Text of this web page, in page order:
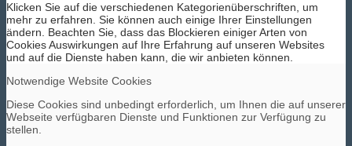
Klicken Sie auf die verschiedenen Kategorienüberschriften, um
mehr zu erfahren. Sie können auch einige Ihrer Einstellungen
ändern. Beachten Sie, dass das Blockieren einiger Arten von
Cookies Auswirkungen auf Ihre Erfahrung auf unseren Websites
und auf die Dienste haben kann, die wir anbieten können.
Notwendige Website Cookies
Diese Cookies sind unbedingt erforderlich, um Ihnen die auf unserer
Webseite verfügbaren Dienste und Funktionen zur Verfügung zu
stellen.